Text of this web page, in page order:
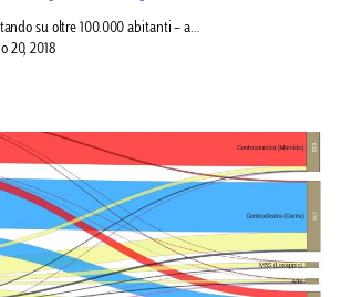
su oltre 100.000 abitanti – a…
20, 2018